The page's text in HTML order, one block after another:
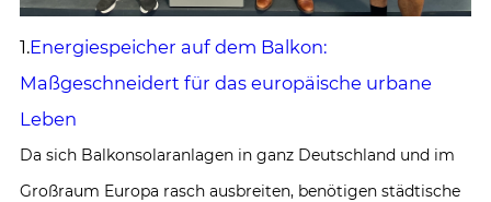
1.Energiespeicher auf dem Balkon:
Maßgeschneidert für das europäische urbane
Leben
Da sich Balkonsolaranlagen in ganz Deutschland und im
Großraum Europa rasch ausbreiten, benötigen städtische